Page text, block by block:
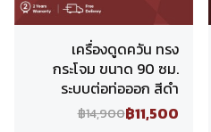
เครื่องดูดควัน ทรง
กระโจม ขนาด 90 ซม.
ระบบต่อท่อออก สีดำ
฿14,900฿11,500